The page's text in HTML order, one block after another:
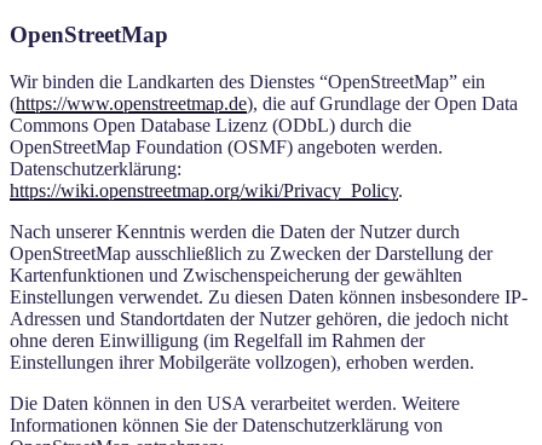
OpenStreetMap
Wir binden die Landkarten des Dienstes “OpenStreetMap” ein
(https://www.openstreetmap.de), die auf Grundlage der Open Data
Commons Open Database Lizenz (ODbL) durch die
OpenStreetMap Foundation (OSMF) angeboten werden.
Datenschutzerklärung:
https://wiki.openstreetmap.org/wiki/Privacy_Policy.
Nach unserer Kenntnis werden die Daten der Nutzer durch
OpenStreetMap ausschließlich zu Zwecken der Darstellung der
Kartenfunktionen und Zwischenspeicherung der gewählten
Einstellungen verwendet. Zu diesen Daten können insbesondere IP-
Adressen und Standortdaten der Nutzer gehören, die jedoch nicht
ohne deren Einwilligung (im Regelfall im Rahmen der
Einstellungen ihrer Mobilgeräte vollzogen), erhoben werden.
Die Daten können in den USA verarbeitet werden. Weitere
Informationen können Sie der Datenschutzerklärung von